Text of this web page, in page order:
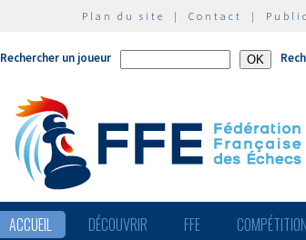
Plan du site | Contact |
Rechercher un joueur
ACCUEIL DÉCOUVRIR FFE